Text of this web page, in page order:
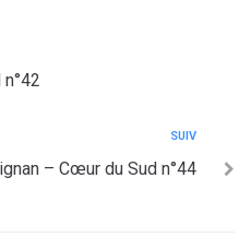
SUIV
– Cœur du Sud n°44